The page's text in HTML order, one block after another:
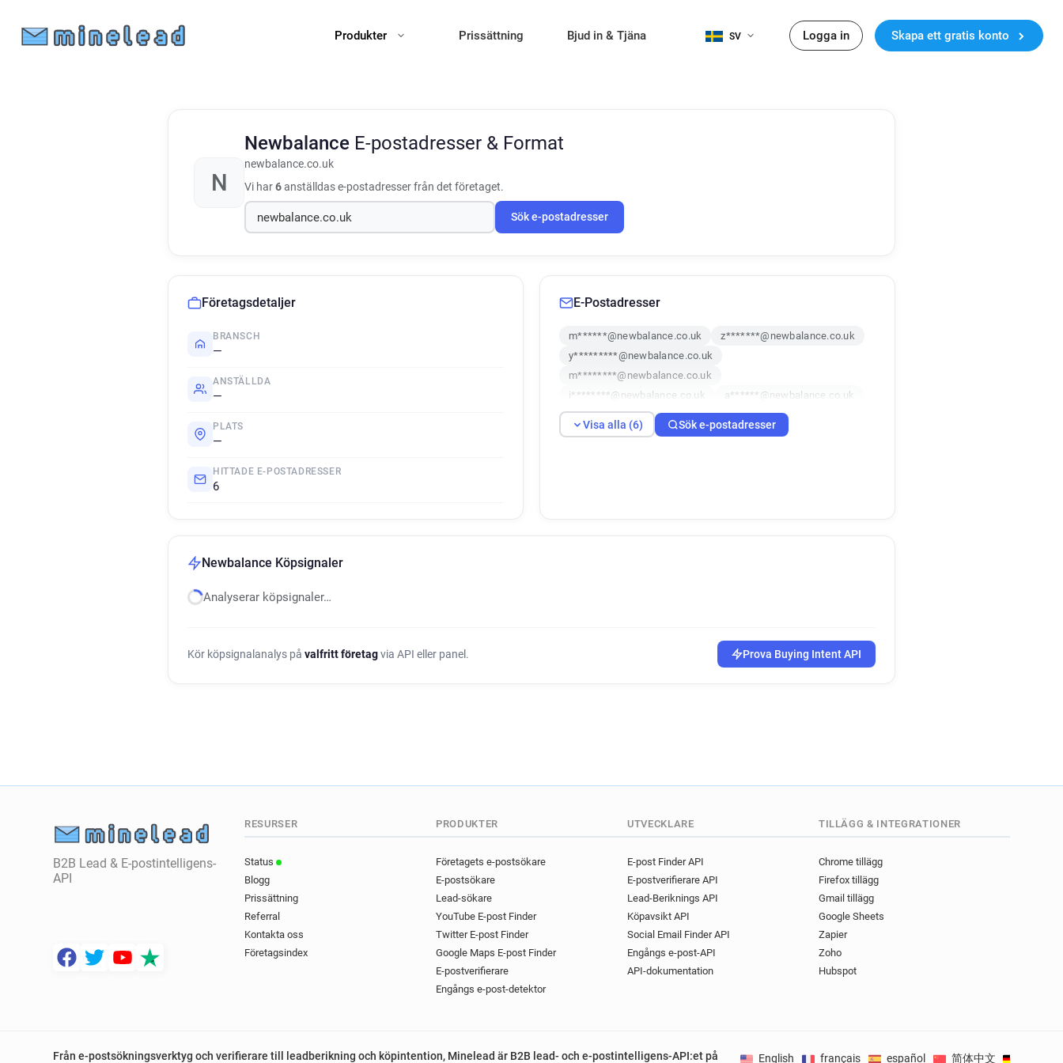
Produkter Prissättning Bjud in & Tjäna SV Logga in Skapa ett gratis konto
N
Newbalance E-postadresser & Format
newbalance.co.uk
Vi har6anställdas e-postadresser från det företaget.
Sök e-postadresser
Företagsdetaljer
BRANSCH
—
ANSTÄLLDA
—
PLATS
—
HITTADE E-POSTADRESSER
6
E-Postadresser
m******@newbalance.co.uk
z*******@newbalance.co.uk
y*********@newbalance.co.uk
m********@newbalance.co.uk
i********@newbalance.co.uk
a******@newbalance.co.uk
Visa alla (6) Sök e-postadresser
Newbalance Köpsignaler
Analyserar köpsignaler…
Kör köpsignalanalys på valfritt företagvia API eller panel. Prova Buying Intent API
B2B Lead & E-postintelligens-
API
RESURSER
Status
Blogg
Prissättning
Referral
Kontakta oss
Företagsindex
PRODUKTER
Företagets e-postsökare
E-postsökare
Lead-sökare
YouTube E-post Finder
Twitter E-post Finder
Google Maps E-post Finder
E-postverifierare
Engångs e-post-detektor
UTVECKLARE
E-post Finder API
E-postverifierare API
Lead-Beriknings API
Köpavsikt API
Social Email Finder API
Engångs e-post-API
API-dokumentation
TILLÄGG & INTEGRATIONER
Chrome tillägg
Firefox tillägg
Gmail tillägg
Google Sheets
Zapier
Zoho
Hubspot
Från e-postsökningsverktyg och verifierare till leadberikning och köpintention, Minelead är B2B lead- och e-postintelligens-API:et på
English français español 简体中文